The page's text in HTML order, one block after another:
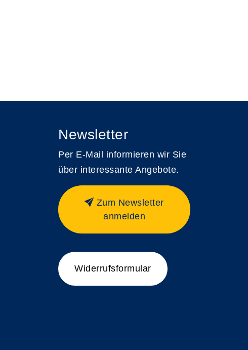
Newsletter
Per E-Mail informieren wir Sie
über interessante Angebote.
Zum Newsletter
anmelden
Widerrufsformular